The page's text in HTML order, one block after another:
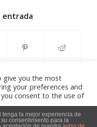
entrada
de Cookies-powered by
tenga la mejor experiencia de
consentimiento para la
give you the most
your preferences and
you consent to the use of
.